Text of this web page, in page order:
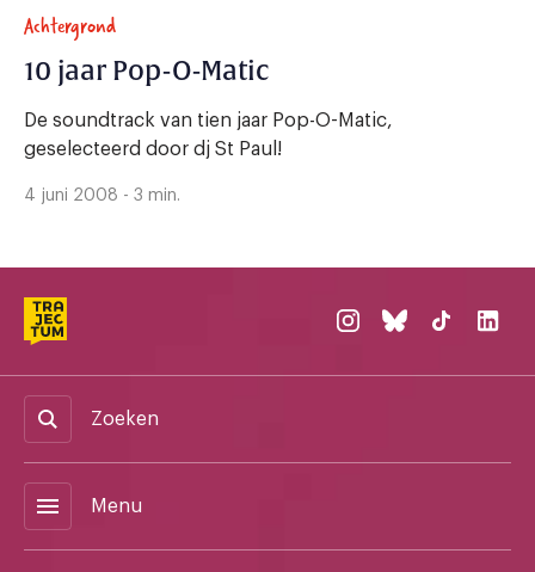
Achtergrond
10 jaar Pop-O-Matic
De soundtrack van tien jaar Pop-O-Matic,
geselecteerd door dj St Paul!
4 juni 2008 - 3 min.
Zoeken
menu Menu